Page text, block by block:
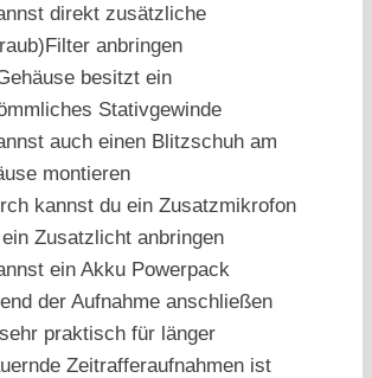
direkt zusätzliche
anbringen
besitzt ein
Stativgewinde
auch einen Blitzschuh am
montieren
kannst du ein Zusatzmikrofon
Zusatzlicht anbringen
ein Akku Powerpack
der Aufnahme anschließen
praktisch für länger
Zeitrafferaufnahmen ist